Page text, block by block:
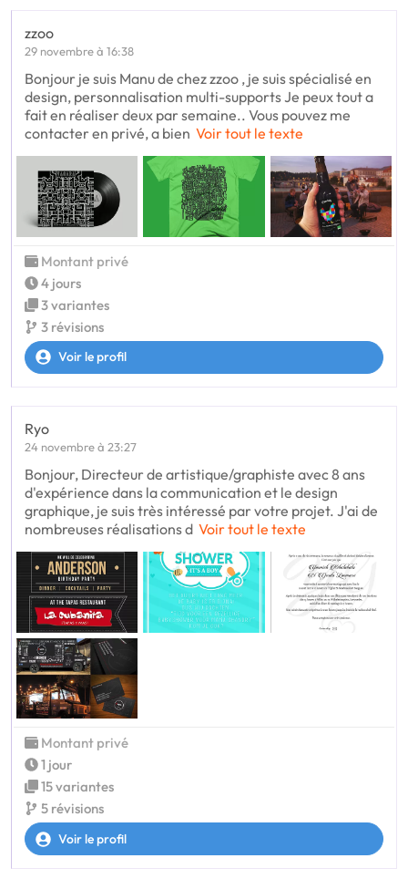
zzoo
29 novembre à 16:38
Bonjour je suis Manu de chez zzoo , je suis spécialisé en
design, personnalisation multi-supports Je peux tout a
fait en réaliser deux par semaine.. Vous pouvez me
contacter en privé, a bien Voir tout le texte
Montant privé
4 jours
3 variantes
3 révisions
Voir le profil
Ryo
24 novembre à 23:27
Bonjour, Directeur de artistique/graphiste avec 8 ans
d'expérience dans la communication et le design
graphique, je suis très intéressé par votre projet. J'ai de
nombreuses réalisations d Voir tout le texte
Montant privé
1 jour
15 variantes
5 révisions
Voir le profil